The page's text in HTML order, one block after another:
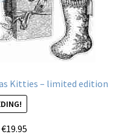
Kitties – limited edition
Oorspronkelijke
€19.95